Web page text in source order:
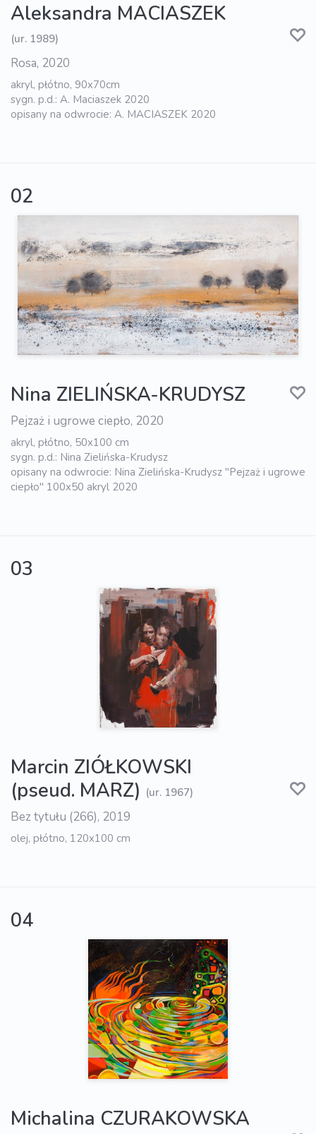
Aleksandra MACIASZEK
(ur. 1989)
Rosa, 2020
akryl, płótno, 90x70cm
sygn. p.d.: A. Maciaszek 2020
opisany na odwrocie: A. MACIASZEK 2020
02
Nina ZIELIŃSKA-KRUDYSZ
Pejzaż i ugrowe ciepło, 2020
akryl, płótno, 50x100 cm
sygn. p.d.: Nina Zielińska-Krudysz
opisany na odwrocie: Nina Zielińska-Krudysz "Pejzaż i ugrowe
ciepło" 100x50 akryl 2020
03
Marcin ZIÓŁKOWSKI
(pseud. MARZ) (ur. 1967)
Bez tytułu (266), 2019
olej, płótno, 120x100 cm
04
Michalina CZURAKOWSKA